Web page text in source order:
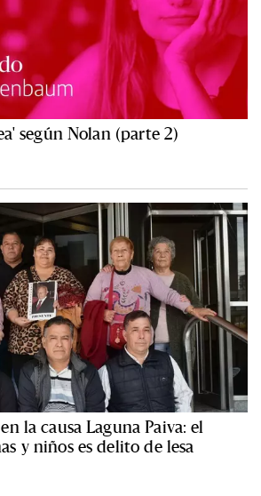
según Nolan (parte 2)
la causa Laguna Paiva: el
y niños es delito de lesa